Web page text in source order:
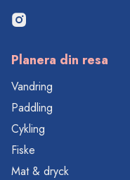
Planera din resa
Vandring
Paddling
Cykling
Fiske
Mat & dryck